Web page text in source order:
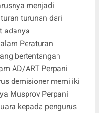
menjadi
turunan dari
adanya
Peraturan
bertentangan
AD/ART Perpani
demisioner memiliki
Musprov Perpani
kepada pengurus